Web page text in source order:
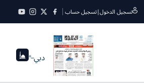
تسجيل الدخول|تسجيل حساب
دبي--°